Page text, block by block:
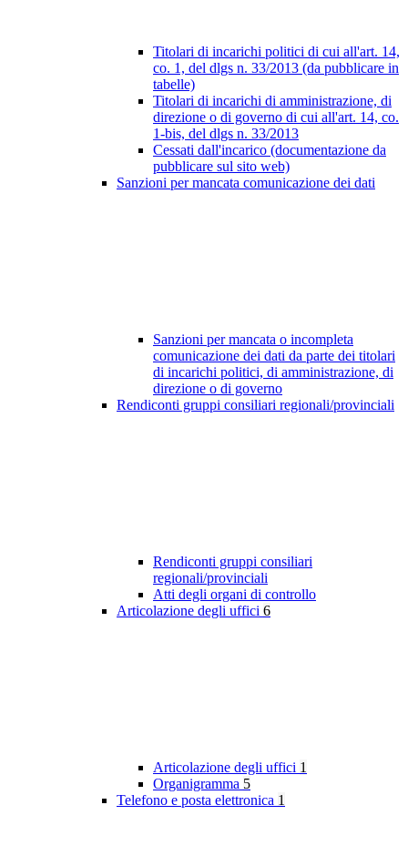
Titolari di incarichi politici di cui all'art. 14,
co. 1, del dlgs n. 33/2013 (da pubblicare in
tabelle)
Titolari di incarichi di amministrazione, di
direzione o di governo di cui all'art. 14, co.
1-bis, del dlgs n. 33/2013
Cessati dall'incarico (documentazione da
pubblicare sul sito web)
Sanzioni per mancata comunicazione dei dati
Sanzioni per mancata o incompleta
comunicazione dei dati da parte dei titolari
di incarichi politici, di amministrazione, di
direzione o di governo
Rendiconti gruppi consiliari regionali/provinciali
Rendiconti gruppi consiliari
regionali/provinciali
Atti degli organi di controllo
Articolazione degli uffici 6
Articolazione degli uffici 1
Organigramma 5
Telefono e posta elettronica 1